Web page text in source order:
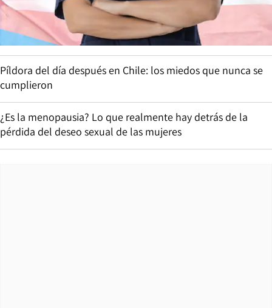
Píldora del día después en Chile: los miedos que nunca se
cumplieron
¿Es la menopausia? Lo que realmente hay detrás de la
pérdida del deseo sexual de las mujeres